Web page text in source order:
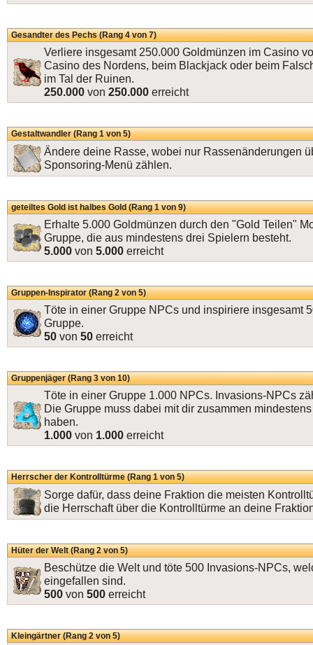
Gesandter des Pechs (Rang 4 von 7)
Verliere insgesamt 250.000 Goldmünzen im Casino
Casino des Nordens, beim Blackjack oder beim
im Tal der Ruinen.
250.000 von 250.000 erreicht
Gestaltwandler (Rang 1 von 5)
Ändere deine Rasse, wobei nur Rassenänderungen
Sponsoring-Menü zählen.
geteiltes Gold ist halbes Gold (Rang 1 von 9)
Erhalte 5.000 Goldmünzen durch den "Gold Teilen"
Gruppe, die aus mindestens drei Spielern besteht.
5.000 von 5.000 erreicht
Gruppen-Inspirator (Rang 2 von 5)
Töte in einer Gruppe NPCs und inspiriere insgesamt
Gruppe.
50 von 50 erreicht
Gruppenjäger (Rang 3 von 10)
Töte in einer Gruppe 1.000 NPCs. Invasions-NPCs
Die Gruppe muss dabei mit dir zusammen
haben.
1.000 von 1.000 erreicht
Herrscher der Kontrolltürme (Rang 1 von 5)
Sorge dafür, dass deine Fraktion die meisten
die Herrschaft über die Kontrolltürme an deine
Hüter der Welt (Rang 2 von 5)
Beschütze die Welt und töte 500 Invasions-NPCs,
eingefallen sind.
500 von 500 erreicht
Kleingärtner (Rang 2 von 5)